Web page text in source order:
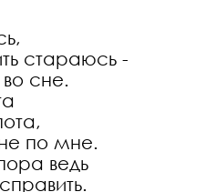
стараюсь -
сне.
по мне.
ведь